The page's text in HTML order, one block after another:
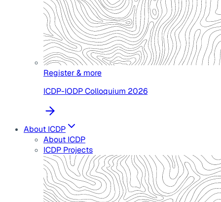
Register & more
ICDP-IODP Colloquium 2026
About ICDP
About ICDP
ICDP Projects